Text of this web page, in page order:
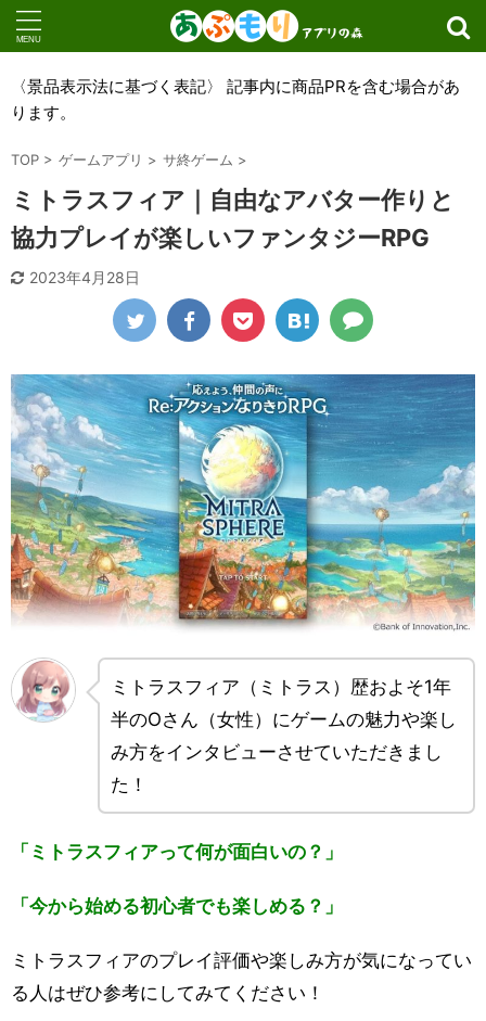
〈景品表示法に基づく表記〉 記事内に商品PRを含む場合があ
ります。
TOP > ゲームアプリ > サ終ゲーム >
ミトラスフィア｜自由なアバター作りと
協力プレイが楽しいファンタジーRPG
2023年4月28日
ミトラスフィア（ミトラス）歴およそ1年
半のOさん（女性）にゲームの魅力や楽し
み方をインタビューさせていただきまし
た！
「ミトラスフィアって何が面白いの？」
「今から始める初心者でも楽しめる？」
ミトラスフィアのプレイ評価や楽しみ方が気になってい
る人はぜひ参考にしてみてください！